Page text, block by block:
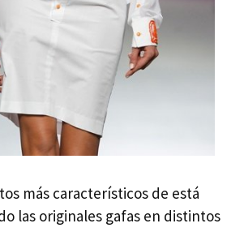
más característicos de está
las originales gafas en distintos